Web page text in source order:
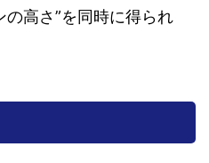
の高さ”を同時に得られ